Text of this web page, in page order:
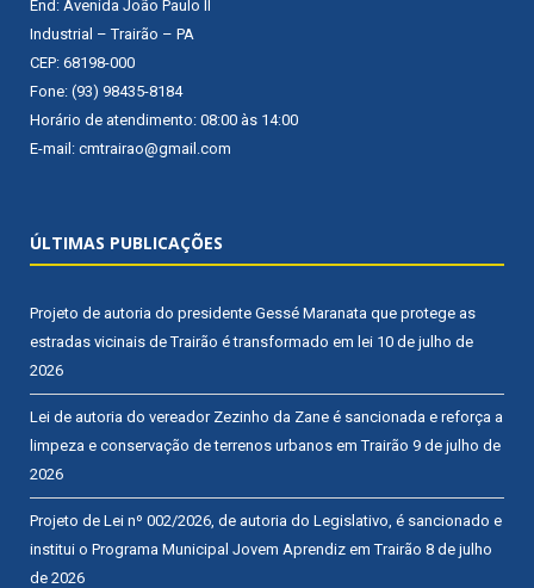
End: Avenida João Paulo II
Industrial – Trairão – PA
CEP: 68198-000
Fone: (93) 98435-8184
Horário de atendimento: 08:00 às 14:00
E-mail: cmtrairao@gmail.com
ÚLTIMAS PUBLICAÇÕES
Projeto de autoria do presidente Gessé Maranata que protege as
estradas vicinais de Trairão é transformado em lei 10 de julho de
2026
Lei de autoria do vereador Zezinho da Zane é sancionada e reforça a
limpeza e conservação de terrenos urbanos em Trairão 9 de julho de
2026
Projeto de Lei nº 002/2026, de autoria do Legislativo, é sancionado e
institui o Programa Municipal Jovem Aprendiz em Trairão 8 de julho
de 2026